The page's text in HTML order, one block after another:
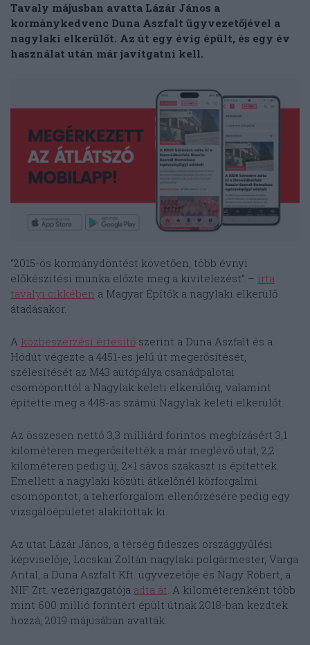
Tavaly májusban avatta Lázár János a
kormánykedvenc Duna Aszfalt ügyvezetőjével a
nagylaki elkerülőt. Az út egy évig épült, és egy év
használat után már javítgatni kell.
“2015-ös kormánydöntést követően, több évnyi
előkészítési munka előzte meg a kivitelezést” – írta
tavalyi cikkében a Magyar Építők a nagylaki elkerülő
átadásakor.
A közbeszerzési értesítő szerint a Duna Aszfalt és a
Hódút végezte a 4451-es jelű út megerősítését,
szélesítését az M43 autópálya csanádpalotai
csomóponttól a Nagylak keleti elkerülőig, valamint
építette meg a 448-as számú Nagylak keleti elkerülőt.
Az összesen nettó 3,3 milliárd forintos megbízásért 3,1
kilométeren megerősítették a már meglévő utat, 2,2
kilométeren pedig új, 2×1 sávos szakaszt is építettek.
Emellett a nagylaki közúti átkelőnél körforgalmi
csomópontot, a teherforgalom ellenőrzésére pedig egy
vizsgálóépületet alakítottak ki.
Az utat Lázár János, a térség fideszes országgyűlési
képviselője, Locskai Zoltán nagylaki polgármester, Varga
Antal, a Duna Aszfalt Kft. ügyvezetője és Nagy Róbert, a
NIF Zrt. vezérigazgatója adta át. A kilométerenként több
mint 600 millió forintért épült útnak 2018-ban kezdtek
hozzá, 2019 májusában avatták.